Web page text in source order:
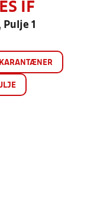
IF
1
KARANTÆNER